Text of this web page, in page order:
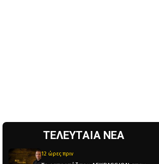
ΤΕΛΕΥΤΑΙΑ ΝΕΑ
12 ώρες πριν